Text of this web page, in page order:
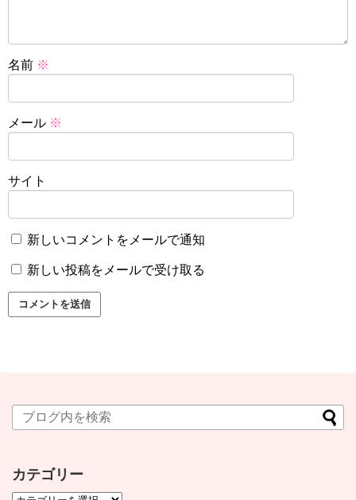
名前 ※
メール ※
サイト
新しいコメントをメールで通知
新しい投稿をメールで受け取る
カテゴリー